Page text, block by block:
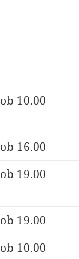
ob 10.00
ob 16.00
ob 19.00
ob 19.00
ob 10.00